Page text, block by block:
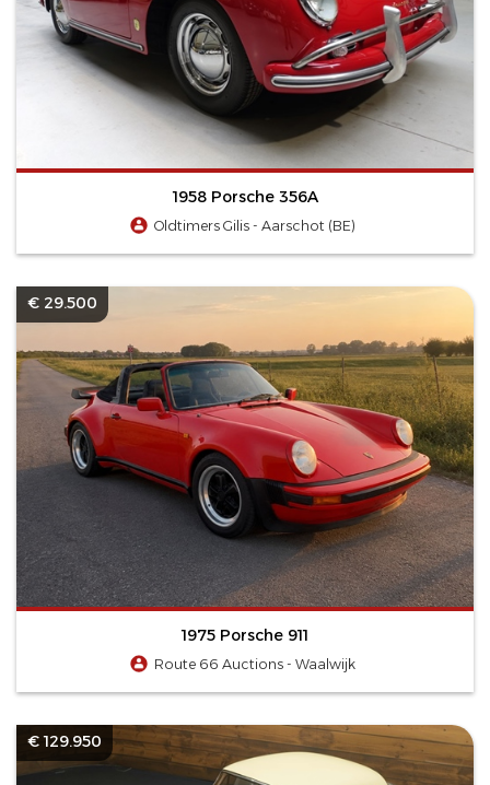
1958 Porsche 356A
Oldtimers Gilis - Aarschot (BE)
€ 29.500
1975 Porsche 911
Route 66 Auctions - Waalwijk
€ 129.950